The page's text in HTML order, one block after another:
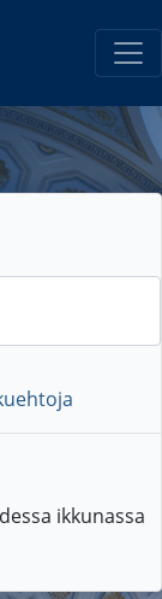
ikkunassa